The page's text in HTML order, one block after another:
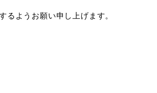
るようお願い申し上げます。